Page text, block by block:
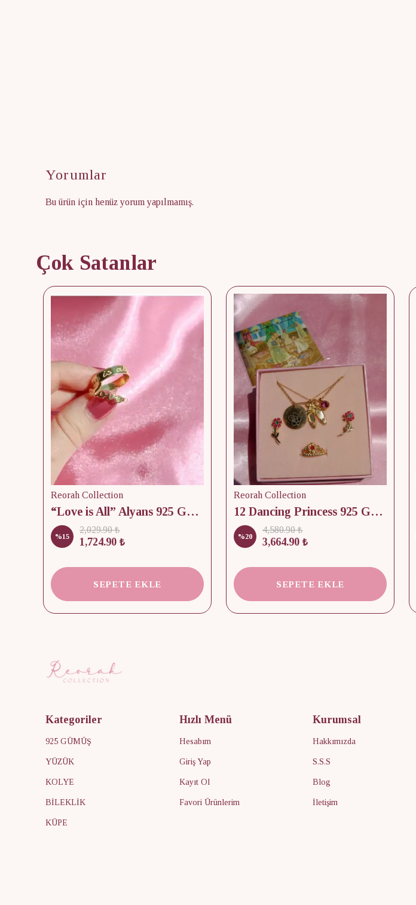
Yorumlar
Bu ürün için henüz yorum yapılmamış.
Çok Satanlar
Reorah Collection
“Love is All” Alyans 925 Gümüş - Medium Beden
%15
2,029.90 ₺
1,724.90 ₺
SEPETE EKLE
Reorah Collection
12 Dancing Princess 925 Gümüş/ Kolye, Küpe ve Yüzük Set
%20
4,580.90 ₺
3,664.90 ₺
SEPETE EKLE
Kategoriler
925 GÜMÜŞ
YÜZÜK
KOLYE
BİLEKLİK
KÜPE
Hızlı Menü
Hesabım
Giriş Yap
Kayıt Ol
Favori Ürünlerim
Kurumsal
Hakkımızda
S.S.S
Blog
İletişim